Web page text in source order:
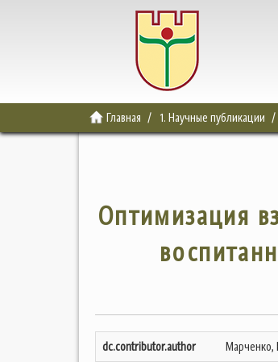
Главная 1. Научные публикации
Оптимизация
dc.contributor.author
Марченко,